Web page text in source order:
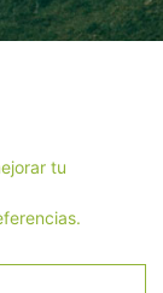
tu